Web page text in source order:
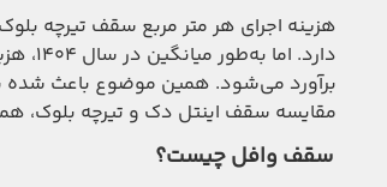
هزینه اجرای هر متر مربع سقف تیرچه
برآورد می‌شود. همین موضوع باعث شده
مقایسه سقف اینتل دک و تیرچه بلوک،
سقف وافل چیست؟